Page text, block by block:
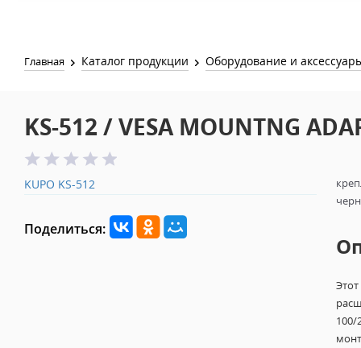
Главная Каталог продукции Оборудование и
KS-512 / VESA MOUNTNG
KUPO KS-512
Поделиться:
100/